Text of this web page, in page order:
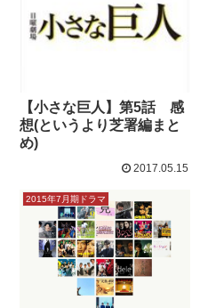
【小さな巨人】第5話 感
想(というより芝署編まと
め)
2017.05.15
2015年7月期ドラマ